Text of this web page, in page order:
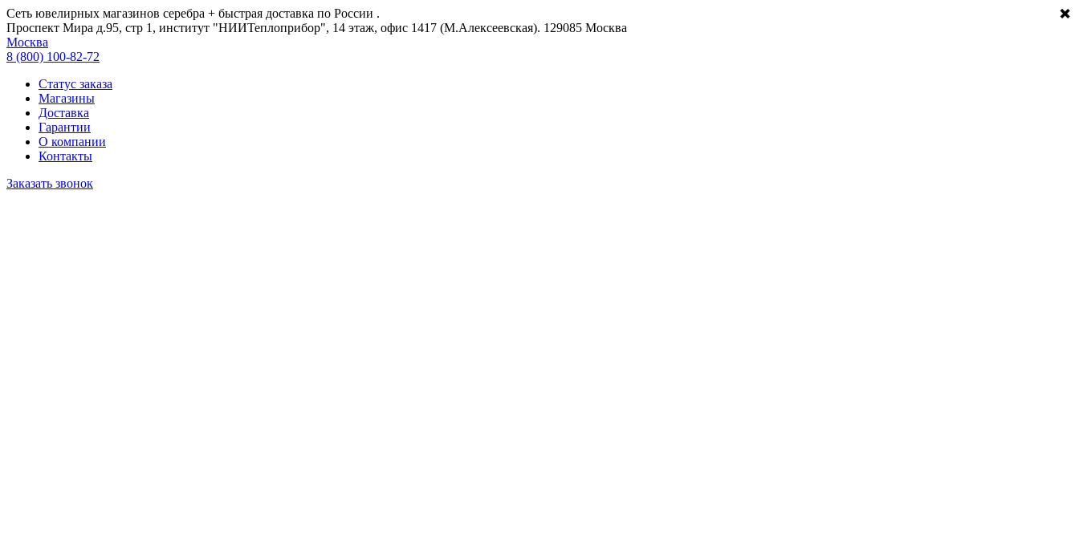
Сеть ювелирных магазинов серебра + быстрая доставка по России .
Проспект Мира д.95, стр 1, институт "НИИТеплоприбор", 14 этаж, офис 1417 (М.Алексеевская). 129085 Москва
Москва
8 (800) 100-82-72
Статус заказа
Магазины
Доставка
Гарантии
О компании
Контакты
Заказать звонок